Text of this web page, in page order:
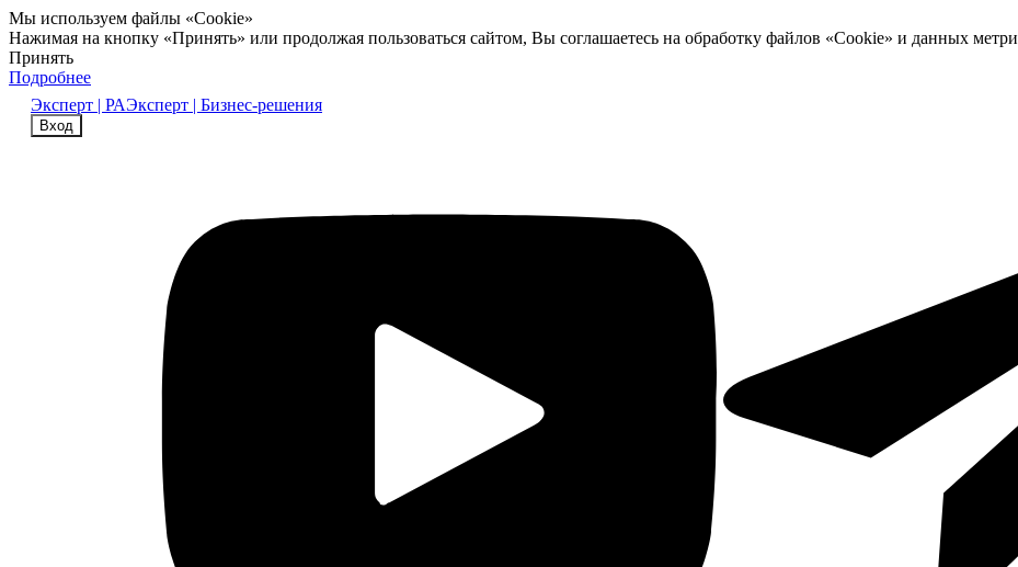
Мы используем файлы «Cookie»
Нажимая на кнопку «Принять» или продолжая пользоваться сайтом, Вы соглашаетесь на обработку файлов «Cookie» и данных
Принять
Подробнее
Эксперт | РАЭксперт | Бизнес-решения
Вход